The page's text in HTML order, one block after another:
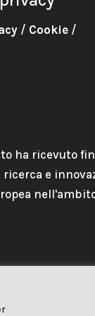
/ Cookie/
ha ricevuto
e